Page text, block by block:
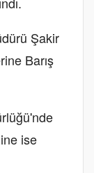
Şakir
Barış
ise